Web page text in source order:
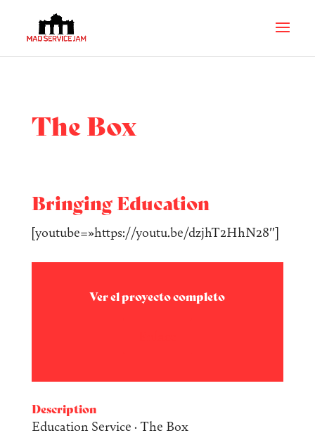
The Box
Bringing Education
[youtube=»https://youtu.be/dzjhT2HhN28″]
Ver el proyecto completo
Description
Education Service · The Box